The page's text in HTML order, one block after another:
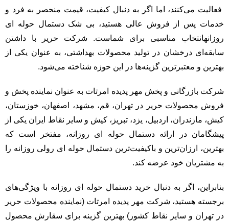
فعالیت می‌کنند، اما اگر به دنبال کیفیت، قیمت منحصر به فرد و
خدمات پس از فروش عالی هستید، بی شک دستمال حوله ای
روزانهانتخاب مناسبی برای شماست. شرکت حریر با داشتن
سابقه‌ای درخشان در تولید محصولات بهداشتی، به عنوان یکی از
بهترین و معتبرترین گزینه‌ها در این حوزه شناخته می‌شود.
شرکت بازرگانی و پخش مهر پدیده امرتات به عنوان نماینده پخش و
فروش محصولات حریر در تهران، قم، مشهد، اصفهان، خوزستان،
کیش، مازندران، اردبیل، یزد، تبریز، کیش و سایر نقاط ایران یکی از
پیشگامان در ارائه دستمال حوله ای روزانه، مفتخر است که
بهترین، ارزان‌ترین و باکیفیت‌ترین دستمال حوله ای رولی روزانه را
به مشتریان خود عرضه کند.
بنابراین، اگر به دنبال خرید دستمال حوله ای روزانه با ویژگی‌های
برجسته هستید، شرکت مهر پدیده امرتات (نماینده محصولات حریر
در تهران و سایر نقاط کشور) بهترین گزینه برای سقارش محصول